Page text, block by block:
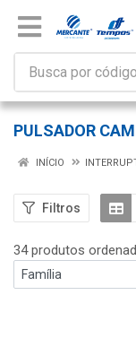
PULSADOR
INÍCIO
Filtros
34 produtos